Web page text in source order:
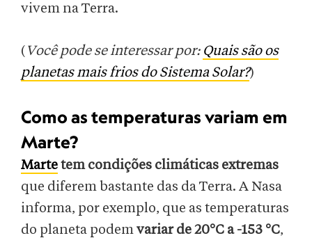
vivem na Terra.
( Você pode se interessar por: Quais são os
planetas mais frios do Sistema Solar?)
Como as temperaturas variam em
Marte?
Martetem condições climáticas extremas
que diferem bastante das da Terra. A Nasa
informa, por exemplo, que as temperaturas
do planeta podemvariar de 20°C a -153 °C,